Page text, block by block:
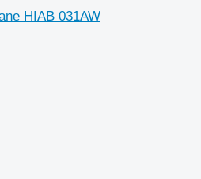
HIAB 031AW